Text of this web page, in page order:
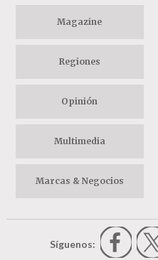
Magazine
Regiones
Opinión
Multimedia
Marcas & Negocios
Síguenos: